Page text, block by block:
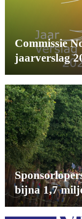
Commissie
jaarverslag
bijna 1,7